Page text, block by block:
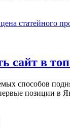
сайт в
способов
позиции в